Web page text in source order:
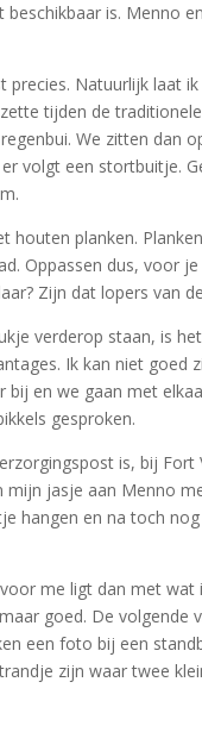
is. Menno
Natuurlijk laat
tijden de
We zitten dan
volgt een stortbuitje.
planken.
Oppassen dus, voor je
Zijn dat lopers van
verderop staan, is
Ik kan niet goed
en we gaan met
gesproken.
is, bij Fort
mijn jasje aan Menno
hangen en na toch
me ligt dan met wat
goed. De volgende
een foto bij een
zijn waar twee